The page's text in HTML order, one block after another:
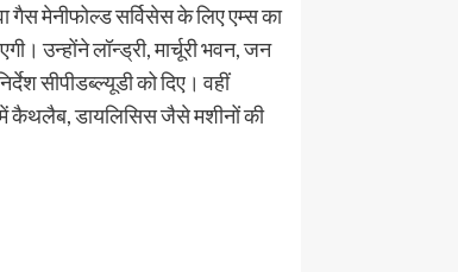
मेनीफोल्ड सर्विसेस के लिए एम्स का
उन्होंने लॉन्ड्री, मार्चूरी भवन, जन
सीपीडब्ल्यूडी को दिए। वहीं
कैथलैब, डायलिसिस जैसे मशीनों की